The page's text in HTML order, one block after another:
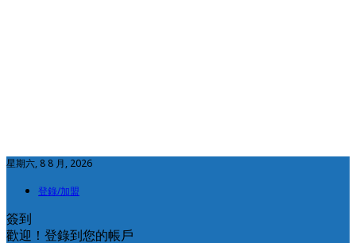
星期六, 8 8 月, 2026
登錄/加盟
簽到
歡迎！登錄到您的帳戶